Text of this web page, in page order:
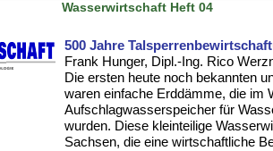
Wasserwirtschaft Heft 04
500 Jahre
Frank Hunger, Dipl.-Ing. Rico
Die ersten heute noch bekannten
waren einfache Erddämme, die im
Aufschlagwasserspeicher für
wurden. Diese kleinteilige
Sachsen, die eine wirtschaftliche